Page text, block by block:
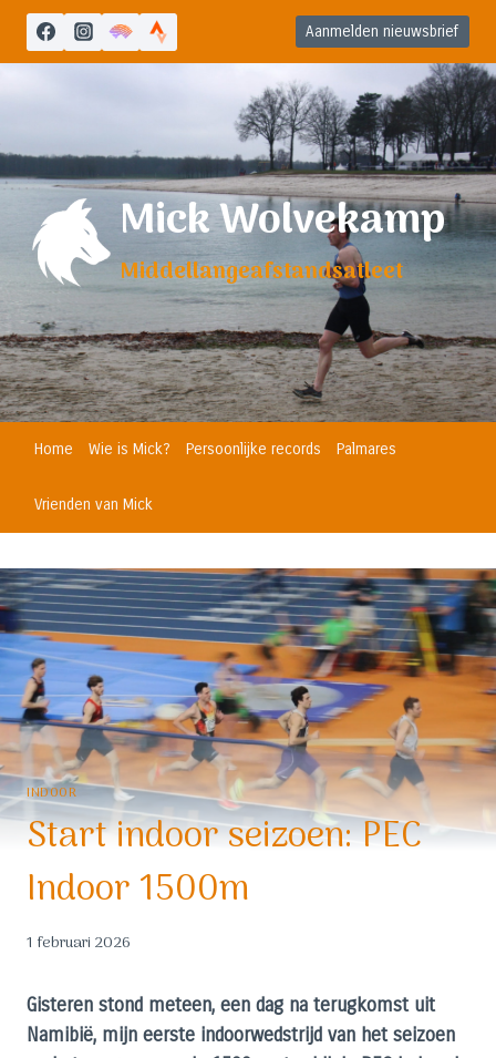
Doorgaan
naar
Aanmelden nieuwsbrief
Mick Wolvekamp
Middellangeafstandsatleet
Home Wie is Mick? Persoonlijke records Palmares
Vrienden van Mick
INDOOR
Start indoor seizoen: PEC
Indoor 1500m
1 februari 2026
Gisteren stond meteen, een dag na terugkomst uit
Namibië, mijn eerste indoorwedstrijd van het seizoen